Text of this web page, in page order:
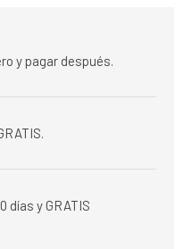
y pagar después.
días y GRATIS